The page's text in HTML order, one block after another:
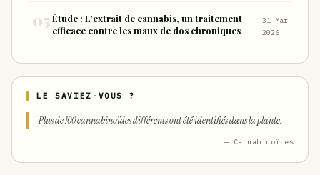
Étude : L’extrait de cannabis, un traitement
efficace contre les maux de dos chroniques
31 Mar
2026
LE SAVIEZ-VOUS ?
Plus de 100 cannabinoïdes différents ont été identifiés dans la plante.
— Cannabinoïdes